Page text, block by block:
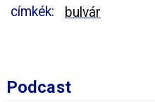
címkék: bulvár
Podcast